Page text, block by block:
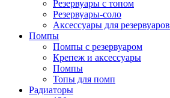
Резервуары с топом
Резервуары-соло
Аксессуары для резервуаров
Помпы
Помпы с резервуаром
Крепеж и аксессуары
Помпы
Топы для помп
Радиаторы